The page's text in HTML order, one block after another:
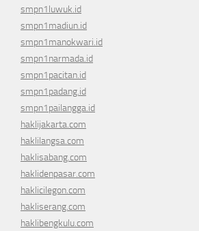
smpn1luwuk.id
smpn1madiun.id
smpn1manokwari.id
smpn1narmada.id
smpn1pacitan.id
smpn1padang.id
smpn1pailangga.id
haklijakarta.com
haklilangsa.com
haklisabang.com
haklidenpasar.com
haklicilegon.com
hakliserang.com
haklibengkulu.com